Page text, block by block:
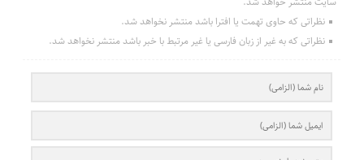
نظراتی که حاوی تهمت یا افترا باشد منتشر نخواهد شد.
نظراتی که به غیر از زبان فارسی یا غیر مرتبط با خبر باشد منتشر نخواهد شد.